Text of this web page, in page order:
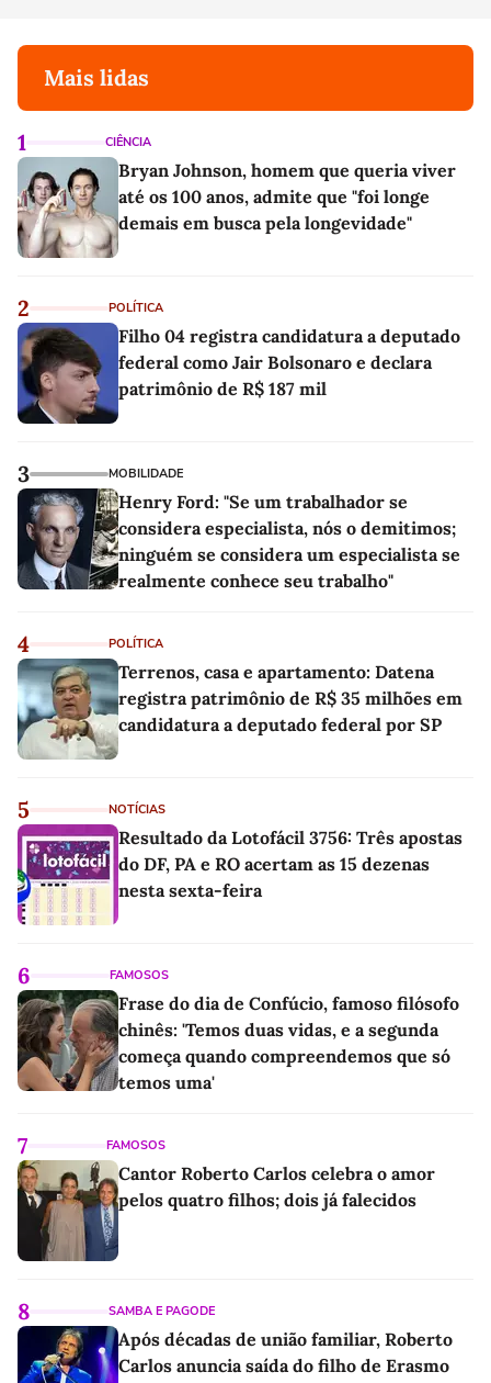
Mais lidas
1 CIÊNCIA
Bryan Johnson, homem que queria viver
até os 100 anos, admite que "foi longe
demais em busca pela longevidade"
2 POLÍTICA
Filho 04 registra candidatura a deputado
federal como Jair Bolsonaro e declara
patrimônio de R$ 187 mil
3 MOBILIDADE
Henry Ford: "Se um trabalhador se
considera especialista, nós o demitimos;
ninguém se considera um especialista se
realmente conhece seu trabalho"
4 POLÍTICA
Terrenos, casa e apartamento: Datena
registra patrimônio de R$ 35 milhões em
candidatura a deputado federal por SP
5 NOTÍCIAS
Resultado da Lotofácil 3756: Três apostas
do DF, PA e RO acertam as 15 dezenas
nesta sexta-feira
6 FAMOSOS
Frase do dia de Confúcio, famoso filósofo
chinês: 'Temos duas vidas, e a segunda
começa quando compreendemos que só
temos uma'
7 FAMOSOS
Cantor Roberto Carlos celebra o amor
pelos quatro filhos; dois já falecidos
8 SAMBA E PAGODE
Após décadas de união familiar, Roberto
Carlos anuncia saída do filho de Erasmo